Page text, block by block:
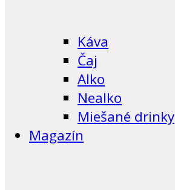
Káva
Čaj
Alko
Nealko
Miešané drinky
Magazín